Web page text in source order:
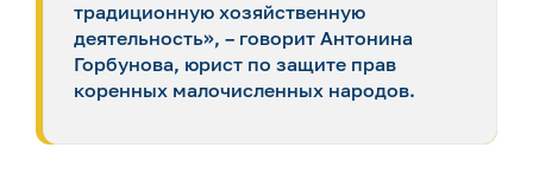
традиционную хозяйственную
деятельность», – говорит Антонина
Горбунова, юрист по защите прав
коренных малочисленных народов.